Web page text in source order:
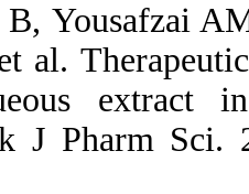
25. Ahmad B,
Aasim M, et
leaves
rabbits. Pak